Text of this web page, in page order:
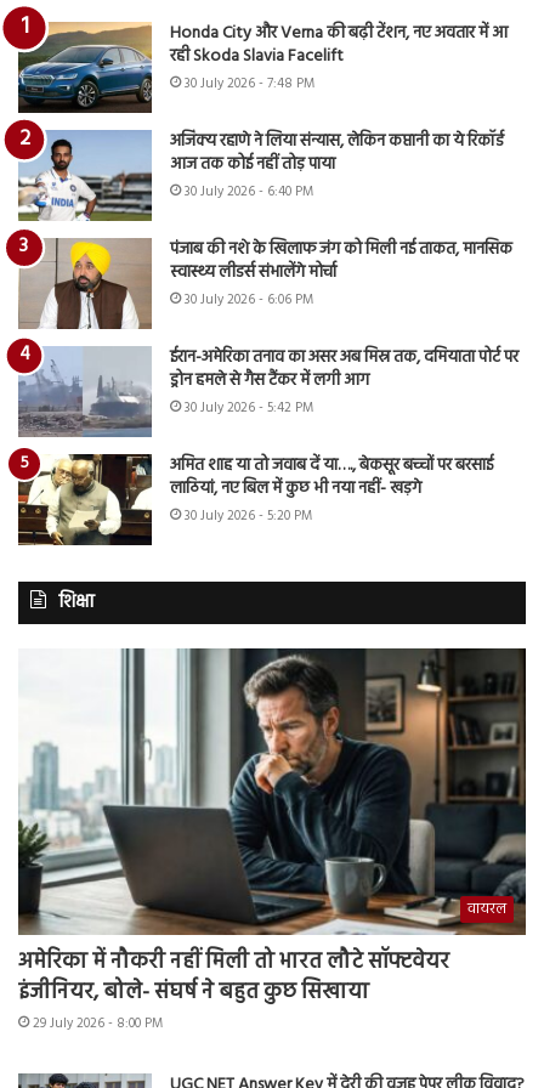
Honda City और Verna की बढ़ी टेंशन, नए अवतार में आ
रही Skoda Slavia Facelift
30 July 2026 - 7:48 PM
अजिंक्य रहाणे ने लिया संन्यास, लेकिन कप्तानी का ये रिकॉर्ड
आज तक कोई नहीं तोड़ पाया
30 July 2026 - 6:40 PM
पंजाब की नशे के खिलाफ जंग को मिली नई ताकत, मानसिक
स्वास्थ्य लीडर्स संभालेंगे मोर्चा
30 July 2026 - 6:06 PM
ईरान-अमेरिका तनाव का असर अब मिस्र तक, दमियाता पोर्ट पर
ड्रोन हमले से गैस टैंकर में लगी आग
30 July 2026 - 5:42 PM
अमित शाह या तो जवाब दें या…., बेकसूर बच्चों पर बरसाई
लाठियां, नए बिल में कुछ भी नया नहीं- खड़गे
30 July 2026 - 5:20 PM
शिक्षा
वायरल
अमेरिका में नौकरी नहीं मिली तो भारत लौटे सॉफ्टवेयर
इंजीनियर, बोले- संघर्ष ने बहुत कुछ सिखाया
29 July 2026 - 8:00 PM